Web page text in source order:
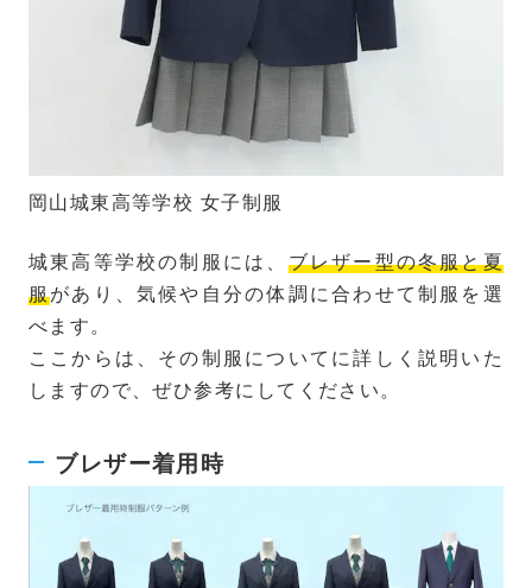
岡山城東高等学校 女子制服
城東高等学校の制服には、 ブレザー型の冬服と夏
服があり、気候や自分の体調に合わせて制服を選
べます。
ここからは、その制服についてに詳しく説明いた
しますので、ぜひ参考にしてください。
ブレザー着用時